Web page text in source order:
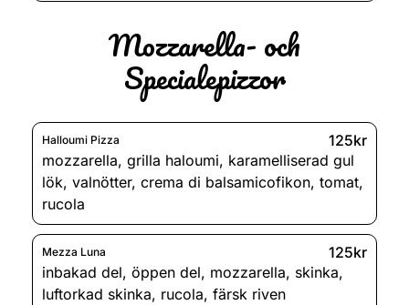
Mozzarella- och
Specialepizzor
Halloumi Pizza
125kr
mozzarella, grilla haloumi, karamelliserad gul
lök, valnötter, crema di balsamicofikon, tomat,
rucola
Mezza Luna
125kr
inbakad del, öppen del, mozzarella, skinka,
luftorkad skinka, rucola, färsk riven